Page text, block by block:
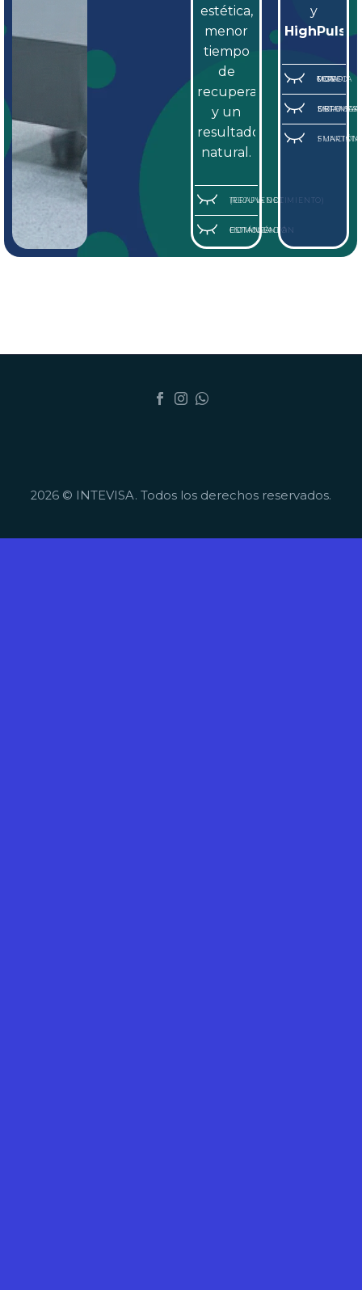
estética,
menor
tiempo
de
recuperación
y un
resultado
natural .
TERAPIA DOT (REJUVENECIMIENTO)
ESTIMULACIÓN CUTÁNEA HOMOGÉNEA
y
HighPulse.
TERAPIA DOT CON MODO MOVEO
SISTEMAS DE ESCANEADO DOT Y SCAR 3 PRO
FUNCIÓN
2026 © INTEVISA. Todos los derechos reservados.